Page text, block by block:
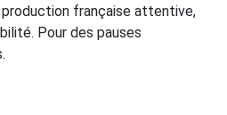
production française attentive,
Pour des pauses